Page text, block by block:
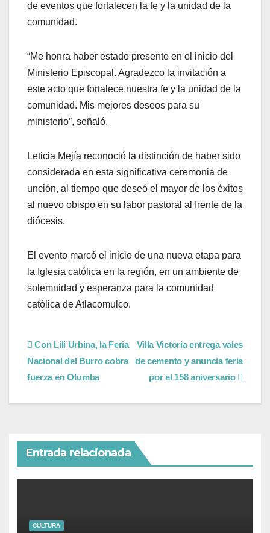
de eventos que fortalecen la fe y la unidad de la
comunidad.
“Me honra haber estado presente en el inicio del
Ministerio Episcopal. Agradezco la invitación a
este acto que fortalece nuestra fe y la unidad de la
comunidad. Mis mejores deseos para su
ministerio”, señaló.
Leticia Mejía reconoció la distinción de haber sido
considerada en esta significativa ceremonia de
unción, al tiempo que deseó el mayor de los éxitos
al nuevo obispo en su labor pastoral al frente de la
diócesis.
El evento marcó el inicio de una nueva etapa para
la Iglesia católica en la región, en un ambiente de
solemnidad y esperanza para la comunidad
católica de Atlacomulco.
Villa Victoria entrega vales
de cemento y anuncia feria
por el 158 aniversario
Con Lili Urbina, la Feria
Nacional del Burro cobra
fuerza en Otumba
Entrada relacionada
CULTURA